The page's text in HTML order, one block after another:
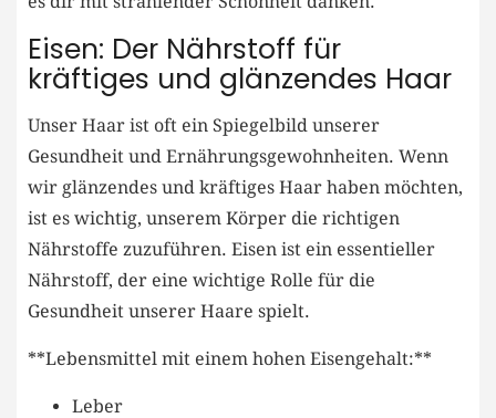
Eisen: Der Nährstoff für
kräftiges und glänzendes Haar
Unser Haar ist oft ein Spiegelbild unserer
Gesundheit und Ernährungsgewohnheiten. Wenn
wir glänzendes und kräftiges Haar haben möchten,
ist es wichtig, unserem Körper die richtigen
Nährstoffe zuzuführen. Eisen ist ein essentieller
Nährstoff, der eine wichtige Rolle für die
Gesundheit unserer Haare spielt.
**Lebensmittel mit einem hohen Eisengehalt:**
Leber